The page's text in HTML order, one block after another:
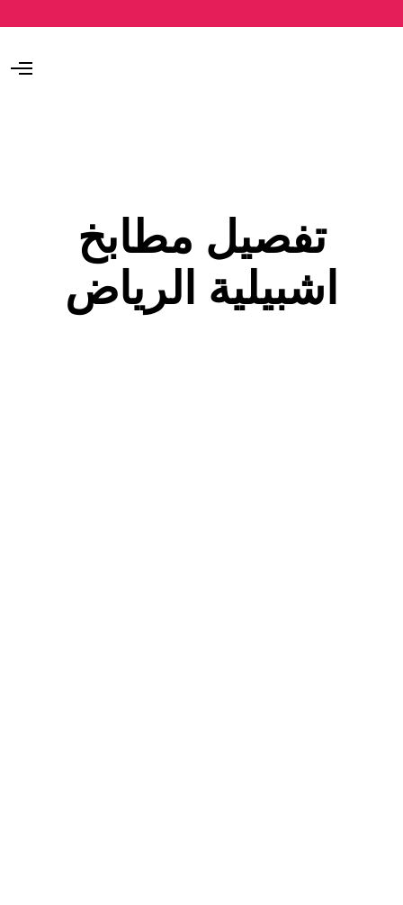
O
تفصيل مطابخ
اشبيلية الرياض